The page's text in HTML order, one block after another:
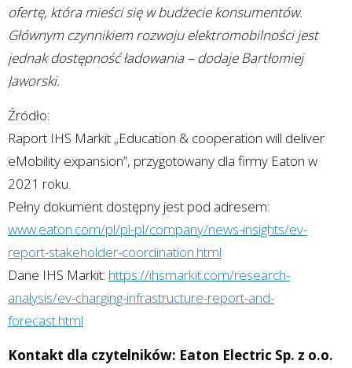
ofertę, która mieści się w budżecie konsumentów.
Głównym czynnikiem rozwoju elektromobilności jest
jednak dostępność ładowania – dodaje Bartłomiej
Jaworski.
Źródło:
Raport IHS Markit „Education & cooperation will deliver
eMobility expansion”, przygotowany dla firmy Eaton w
2021 roku.
Pełny dokument dostępny jest pod adresem:
www.eaton.com/pl/pl-pl/company/news-insights/ev-
report-stakeholder-coordination.html
Dane IHS Markit: https://ihsmarkit.com/research-
analysis/ev-charging-infrastructure-report-and-
forecast.html
Kontakt dla czytelników: Eaton Electric Sp. z o.o.